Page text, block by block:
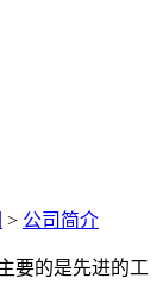
> 公司简介
要的是先进的工